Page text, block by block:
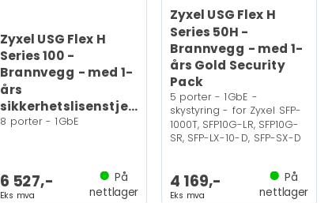
Zyxel USG Flex H
Series 100 -
Brannvegg - med 1-
års
sikkerhetslisenstjenester
8 porter - 1GbE
6 527,-
Eks mva
På
nettlager
Zyxel USG Flex H
Series 50H -
Brannvegg - med 1-
års Gold Security
Pack
5 porter - 1GbE -
skystyring - for Zyxel SFP-
1000T, SFP10G-LR, SFP10G-
SR, SFP-LX-10-D, SFP-SX-D
4 169,-
Eks mva
På
nettlager